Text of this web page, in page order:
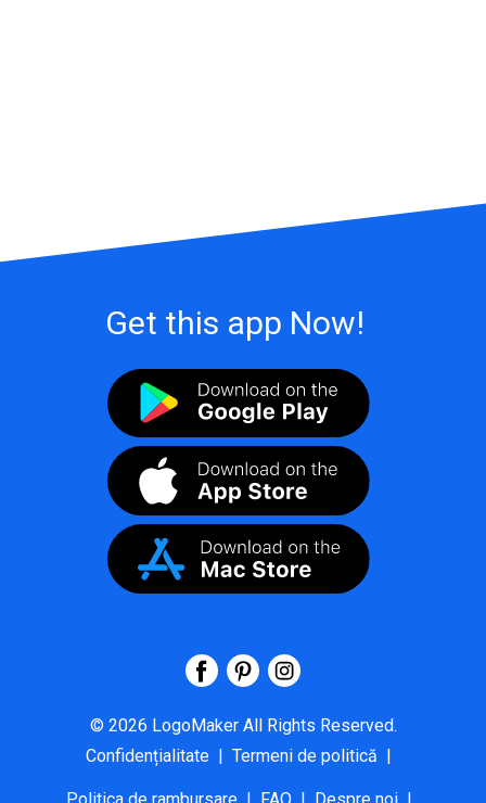
Get this app Now!
© 2026 LogoMaker All Rights Reserved.
Confidențialitate | Termeni de politică |